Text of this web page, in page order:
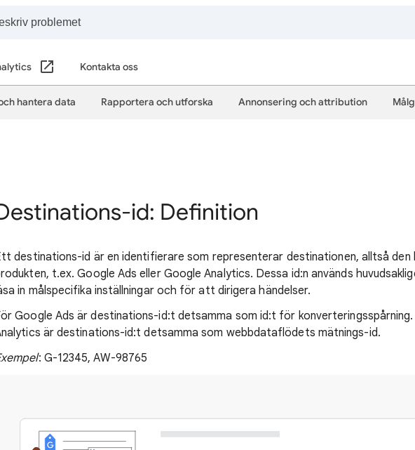
Kontakta oss
hantera data Rapportera och utforska Annonsering och attribution
id: Definition
destinations-id är en identifierare som representerar destinationen, alltså den
t.ex. Google Ads eller Google Analytics. Dessa id:n används
in målspecifika inställningar och för att dirigera händelser.
Google Ads är destinations-id:t detsamma som id:t för
är destinations-id:t detsamma som webbdataflödets mätnings-id.
: G-12345, AW-98765